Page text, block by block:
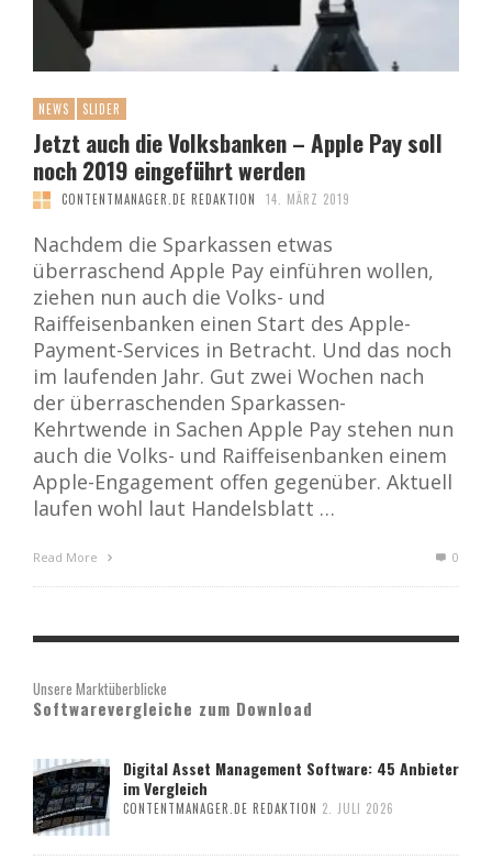
NEWS SLIDER
Jetzt auch die Volksbanken – Apple Pay soll
noch 2019 eingeführt werden
CONTENTMANAGER.DE REDAKTION 14. MÄRZ 2019
Nachdem die Sparkassen etwas
überraschend Apple Pay einführen wollen,
ziehen nun auch die Volks- und
Raiffeisenbanken einen Start des Apple-
Payment-Services in Betracht. Und das noch
im laufenden Jahr. Gut zwei Wochen nach
der überraschenden Sparkassen-
Kehrtwende in Sachen Apple Pay stehen nun
auch die Volks- und Raiffeisenbanken einem
Apple-Engagement offen gegenüber. Aktuell
laufen wohl laut Handelsblatt …
Read More 0
Unsere Marktüberblicke
Softwarevergleiche zum Download
Digital Asset Management Software: 45 Anbieter
im Vergleich
CONTENTMANAGER.DE REDAKTION 2. JULI 2026